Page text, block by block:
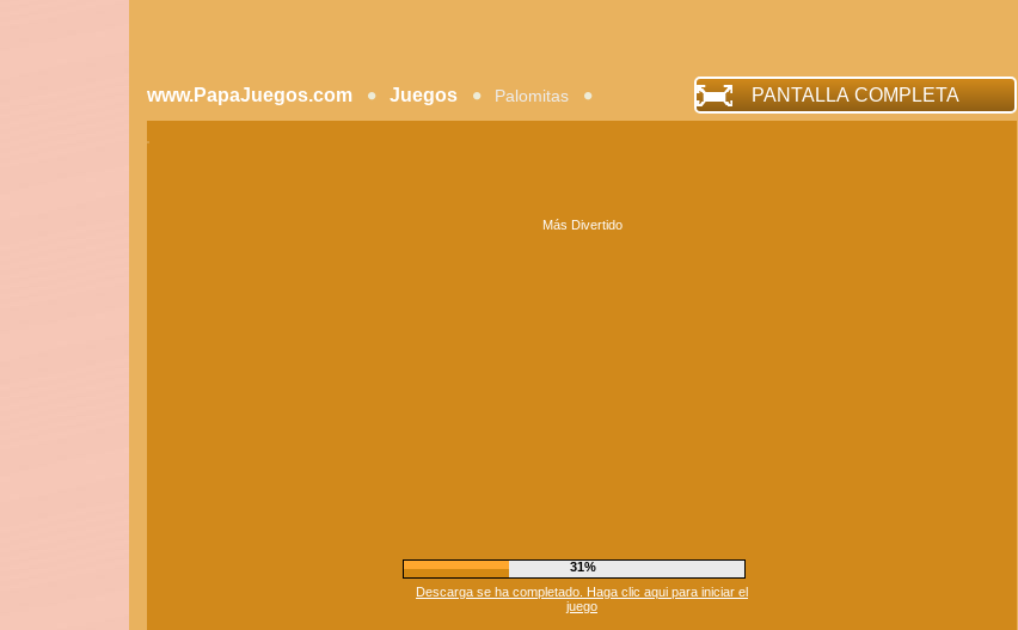
www.PapaJuegos.com Juegos Palomitas PANTALLA COMPLETA
Más Divertido
35%
Descarga se ha completado. Haga clic aqui para iniciar el
juego